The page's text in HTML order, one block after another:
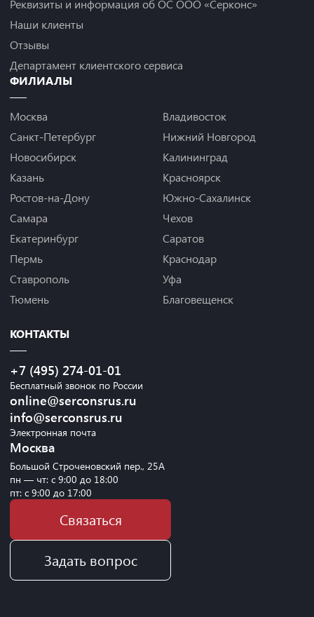
Реквизиты и информация об ОС ООО «Серконс»
Наши клиенты
Отзывы
Департамент клиентского сервиса
ФИЛИАЛЫ
Москва
Санкт-Петербург
Новосибирск
Казань
Ростов-на-Дону
Самара
Екатеринбург
Пермь
Ставрополь
Тюмень
Владивосток
Нижний Новгород
Калининград
Красноярск
Южно-Сахалинск
Чехов
Саратов
Краснодар
Уфа
Благовещенск
КОНТАКТЫ
+7 (495) 274-01-01
Бесплатный звонок по России
online@serconsrus.ru
info@serconsrus.ru
Электронная почта
Москва
Большой Строченовский пер., 25А
пн — чт: с 9:00 до 18:00
пт: с 9:00 до 17:00
Связаться
Задать вопрос